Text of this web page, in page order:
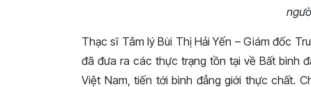
Thạc sĩ Tâm lý Bùi Thị Hải Yến – Giám đốc
đã đưa ra các thực trạng tồn tại về Bất bình
Việt Nam, tiến tới bình đẳng giới thực chất.